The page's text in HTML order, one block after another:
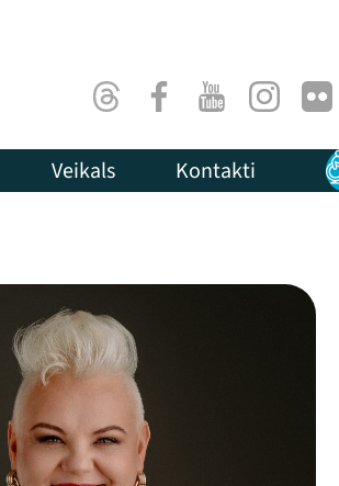
ThreadsFacebookYoutubeInstagram
Flick
Veikals Kontakti